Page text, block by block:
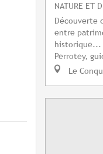
NATURE ET
Découverte
entre
historique...
Perrotey,
Le